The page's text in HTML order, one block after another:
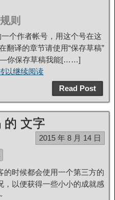
则
个作者帐号，用这个号在这
翻译的章节请使用“保存草稿”
你保存草稿我能[……]
以继续阅读
Read Post
的 文字
2015 年 8 月 14 日
的时候都会使用一个第三方的
，以便获得一些小小的成就感